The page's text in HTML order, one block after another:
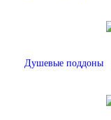
Душевые поддоны